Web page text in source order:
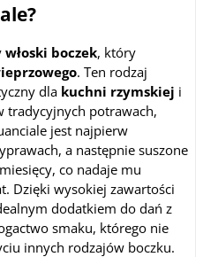
włoski boczek, który
. Ten rodzaj
dla kuchni rzymskiej i
tradycyjnych potrawach,
jest najpierw
a następnie suszone
co nadaje mu
Dzięki wysokiej zawartości
dodatkiem do dań z
smaku, którego nie
innych rodzajów boczku.